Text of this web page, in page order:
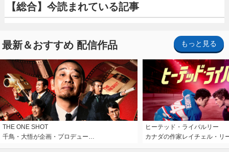
【総合】今読まれている記事
最新＆おすすめ 配信作品 もっと見る
THE ONE SHOT
千鳥・大悟が企画・プロデュー…
ヒーテッド・ライバルリー
カナダの作家レイチェル・リ